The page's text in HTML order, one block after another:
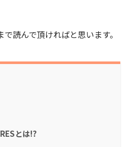
読んで頂ければと思います。
とは!?